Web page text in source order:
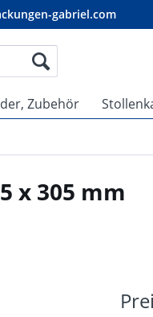
gabriel.com
Zubehör
x 305 mm